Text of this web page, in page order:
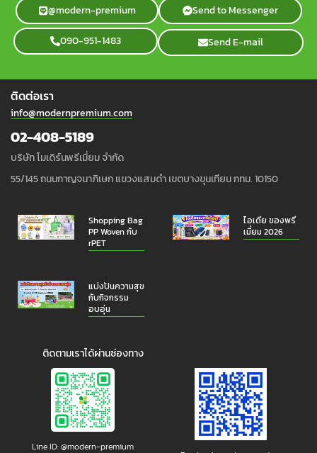
@modern-premium Send to Messenger
090-951-1483 Send E-mail
ติดต่อเรา
info@modernpremium.com
02-408-5189
บริษัท โมเดิร์นพรีเมี่ยม จำกัด
55/145 ถนนกาญจนาภิเษก แขวงแสมดำ เขตบางขุนเทียน กทม. 10150
Shopping Bag
PP Woven กับ
rPET
ไอเดีย ของพรี
เมี่ยม 2026
แบ่งปันความสุข
กับกิจกรรม
อบอุ่น
ติดตามเราได้ผ่านช่องทาง
Line ID: @modern-premium